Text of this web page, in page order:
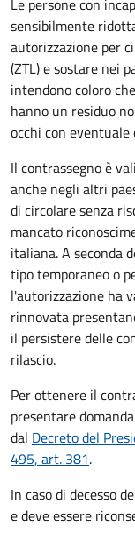
sensibilmente
autorizzazione per
(ZTL) e sostare nei
intendono coloro
hanno un residuo
occhi con eventuale
Il contrassegno è
anche negli altri
di circolare senza
mancato
italiana. A seconda
tipo temporaneo o
l'autorizzazione ha
rinnovata
il persistere delle
rilascio.
Per ottenere il
presentare
dal Decreto del
495, art. 381.
In caso di decesso
e deve essere